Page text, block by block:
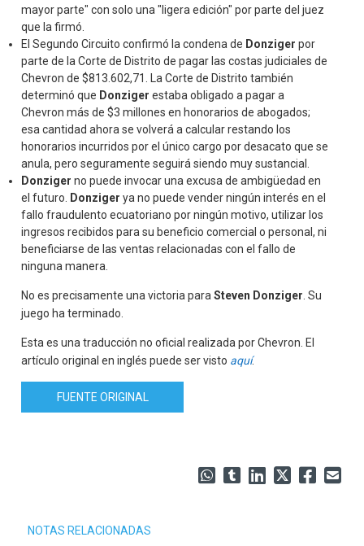
mayor parte" con solo una "ligera edición" por parte del juez
que la firmó.
El Segundo Circuito confirmó la condena de Donzigerpor
parte de la Corte de Distrito de pagar las costas judiciales de
Chevron de $813.602,71. La Corte de Distrito también
determinó que Donzigerestaba obligado a pagar a
Chevron más de $3 millones en honorarios de abogados;
esa cantidad ahora se volverá a calcular restando los
honorarios incurridos por el único cargo por desacato que se
anula, pero seguramente seguirá siendo muy sustancial.
Donzigerno puede invocar una excusa de ambigüedad en
el futuro.
Donzigerya no puede vender ningún interés en el
fallo fraudulento ecuatoriano por ningún motivo, utilizar los
ingresos recibidos para su beneficio comercial o personal, ni
beneficiarse de las ventas relacionadas con el fallo de
ninguna manera.
No es precisamente una victoria paraSteven Donziger . Su
juego ha terminado.
Esta es una traducción no oficial realizada por Chevron. El
artículo original en inglés puede ser visto aquí.
FUENTE ORIGINAL
NOTAS RELACIONADAS